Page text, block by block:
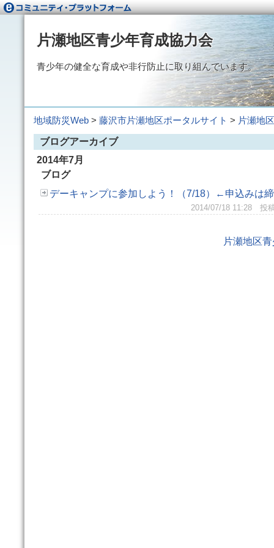
片瀬地区青少年育成協力会
青少年の健全な育成や非行防止に取り組んでいます。
地域防災Web > 藤沢市片瀬地区ポータルサイト > 片瀬地
ブログアーカイブ
2014年7月
ブログ
デーキャンプに参加しよう！（7/18）←申込みは
2014/07/18 11:28 投
片瀬地区